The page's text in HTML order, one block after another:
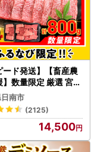
ード発送】【畜産農
】数量限定 厳選 宮崎
焼肉 計800g FN-Li
PR_BDV5-26-2W
南市
(2125)
14,500